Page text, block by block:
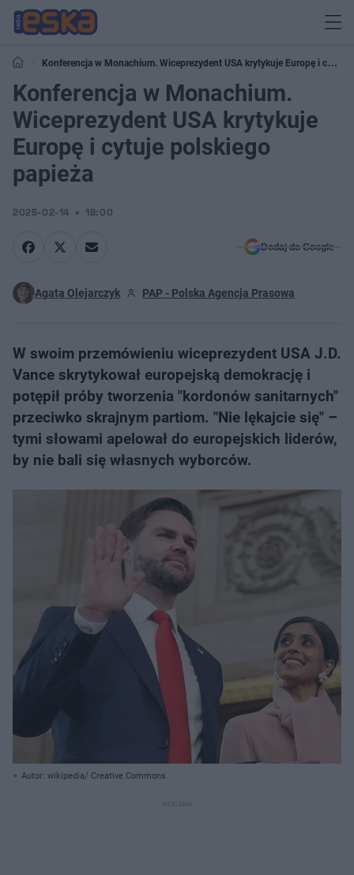
Konferencja w Monachium. Wiceprezydent USA krytykuje Europę i cytuje
polskiego papieża
Konferencja w Monachium.
Wiceprezydent USA krytykuje
Europę i cytuje polskiego
papieża
2025-02-14 18:00
Dodaj do Google
Agata Olejarczyk PAP - Polska Agencja Prasowa
W swoim przemówieniu wiceprezydent USA J.D.
Vance skrytykował europejską demokrację i
potępił próby tworzenia "kordonów sanitarnych"
przeciwko skrajnym partiom. "Nie lękajcie się" –
tymi słowami apelował do europejskich liderów,
by nie bali się własnych wyborców.
Autor: wikipedia/ Creative Commons